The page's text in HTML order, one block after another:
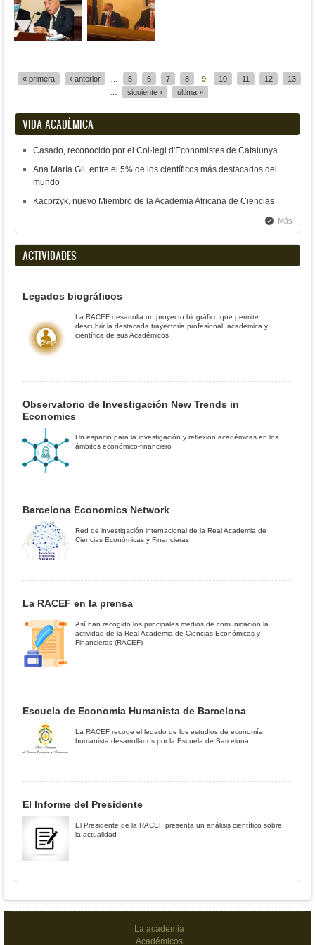
« primera ‹ anterior 5 6 7 8 9 10 11 12
13
siguiente › última »
VIDA ACADÉMICA
Casado, reconocido por el Col·legi d'Economistes de Catalunya
Ana María Gil, entre el 5% de los científicos más destacados del
mundo
Kacprzyk, nuevo Miembro de la Academia Africana de Ciencias
Más
ACTIVIDADES
Legados biográficos
La RACEF desarrolla un proyecto biográfico que permite
descubrir la destacada trayectoria profesional, académica y
científica de sus Académicos
Observatorio de Investigación New Trends in
Economics
Un espacio para la investigación y reflexión académicas en los
ámbitos económico-financiero
Barcelona Economics Network
Red de investigación internacional de la Real Academia de
Ciencias Económicas y Financieras
La RACEF en la prensa
Así han recogido los principales medios de comunicación la
actividad de la Real Academia de Ciencias Económicas y
Financieras (RACEF)
Escuela de Economía Humanista de Barcelona
La RACEF recoge el legado de los estudios de economía
humanista desarrollados por la Escuela de Barcelona
El Informe del Presidente
El Presidente de la RACEF presenta un análisis científico sobre
la actualidad
La academia
Académicos